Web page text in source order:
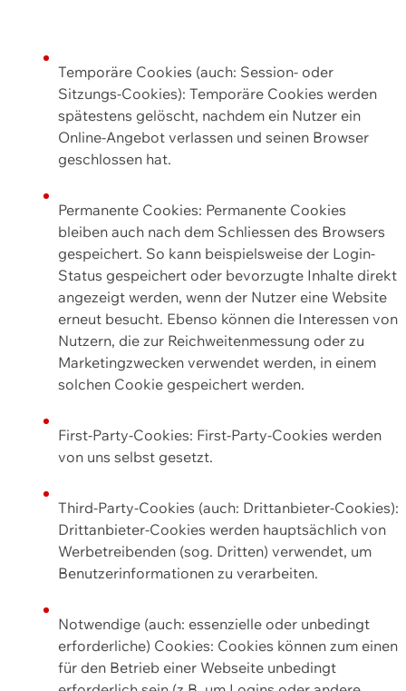
Temporäre Cookies (auch: Session- oder
Sitzungs-Cookies): Temporäre Cookies werden
spätestens gelöscht, nachdem ein Nutzer ein
Online-Angebot verlassen und seinen Browser
geschlossen hat.
Permanente Cookies: Permanente Cookies
bleiben auch nach dem Schliessen des Browsers
gespeichert. So kann beispielsweise der Login-
Status gespeichert oder bevorzugte Inhalte direkt
angezeigt werden, wenn der Nutzer eine Website
erneut besucht. Ebenso können die Interessen von
Nutzern, die zur Reichweitenmessung oder zu
Marketingzwecken verwendet werden, in einem
solchen Cookie gespeichert werden.
First-Party-Cookies: First-Party-Cookies werden
von uns selbst gesetzt.
Third-Party-Cookies (auch: Drittanbieter-Cookies):
Drittanbieter-Cookies werden hauptsächlich von
Werbetreibenden (sog. Dritten) verwendet, um
Benutzerinformationen zu verarbeiten.
Notwendige (auch: essenzielle oder unbedingt
erforderliche) Cookies: Cookies können zum einen
für den Betrieb einer Webseite unbedingt